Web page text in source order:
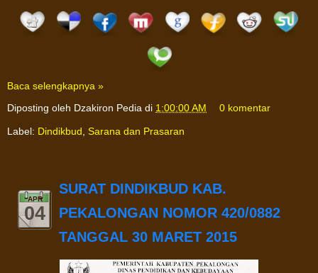
Baca selengkapnya »
Diposting oleh Dzakiron Pedia di 1:00:00 AM 0 komentar
Label: Dindikbud Sarana dan Prasaran
APR
04
SURAT DINDIKBUD KAB.
PEKALONGAN NOMOR 420/0882
TANGGAL 30 MARET 2015